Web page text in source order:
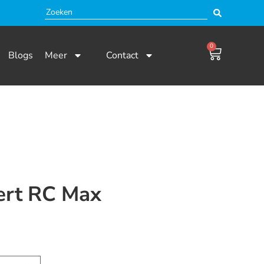
Blogs Meer Contact
0
RC Max